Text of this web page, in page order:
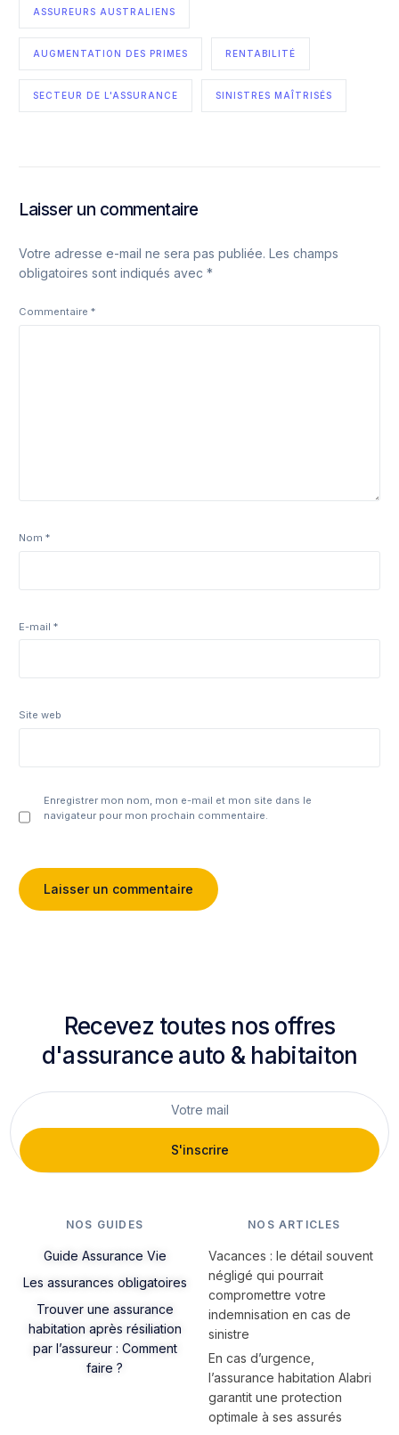
ASSUREURS AUSTRALIENS
AUGMENTATION DES PRIMES RENTABILITÉ
SECTEUR DE L'ASSURANCE SINISTRES MAÎTRISÉS
Laisser un commentaire
Votre adresse e-mail ne sera pas publiée. Les champs
obligatoires sont indiqués avec*
Commentaire*
Nom*
E-mail*
Site web
Enregistrer mon nom, mon e-mail et mon site dans le
navigateur pour mon prochain commentaire.
Recevez toutes nos offres
d'assurance auto & habitaiton
S'inscrire
NOS GUIDES
Guide Assurance Vie
Les assurances obligatoires
Trouver une assurance
habitation après résiliation
par l’assureur : Comment
faire ?
NOS ARTICLES
Vacances : le détail souvent
négligé qui pourrait
compromettre votre
indemnisation en cas de
sinistre
En cas d’urgence,
l’assurance habitation Alabri
garantit une protection
optimale à ses assurés